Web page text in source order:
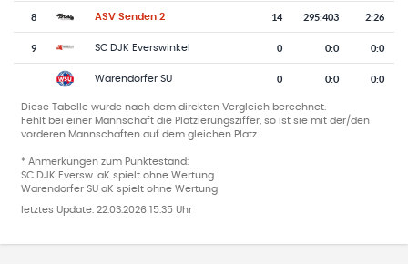
8 ASV Senden 2 14 295:403 2:26
9 SC DJK Everswinkel 0 0:0 0:0
Warendorfer SU 0 0:0 0:0
Diese Tabelle wurde nach dem direkten Vergleich berechnet.
Fehlt bei einer Mannschaft die Platzierungsziffer, so ist sie mit der/den
vorderen Mannschaften auf dem gleichen Platz.
* Anmerkungen zum Punktestand:
SC DJK Eversw. aK spielt ohne Wertung
Warendorfer SU aK spielt ohne Wertung
letztes Update: 22.03.2026 15:35 Uhr